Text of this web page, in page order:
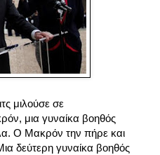
μιλούσε σε
μια γυναίκα βοηθός
Ο Μακρόν την πήρε και
δεύτερη γυναίκα βοηθός